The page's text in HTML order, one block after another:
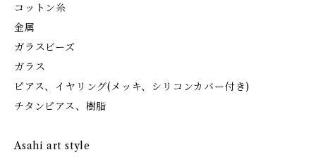
コットン糸
金属
ガラスビーズ
ガラス
ピアス、イヤリング(メッキ、シリコンカバー付き)
チタンピアス、樹脂
Asahi art style